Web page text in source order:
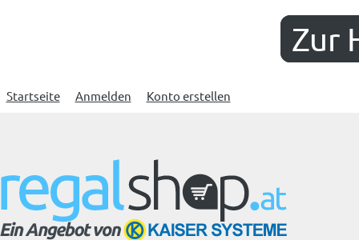
Zur
Startseite Anmelden Konto erstellen